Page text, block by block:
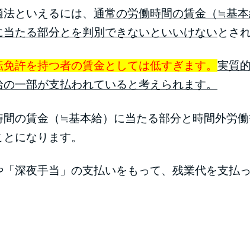
といえるには、 通常の労働時間の賃金（≒基
たる部分とを判別できないといいけないとさ
許を持つ者の賃金としては低すぎます。 実質
一部が支払われていると考えられます。
の賃金（≒基本給）に当たる部分と時間外労
になります。
深夜手当」の支払いをもって、残業代を支払